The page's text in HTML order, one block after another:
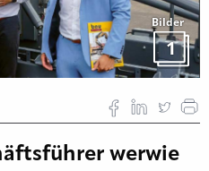
Bilder
1
werwie